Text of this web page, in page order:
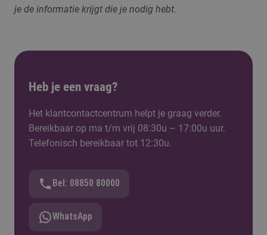
je de informatie krijgt die je nodig hebt.
Heb je een vraag?
Het klantcontactcentrum helpt je graag verder.
Bereikbaar op ma t/m vrij 08:30u – 17:00u uur.
Telefonisch bereikbaar tot 12:30u.
Bel: 08850 80000
WhatsApp